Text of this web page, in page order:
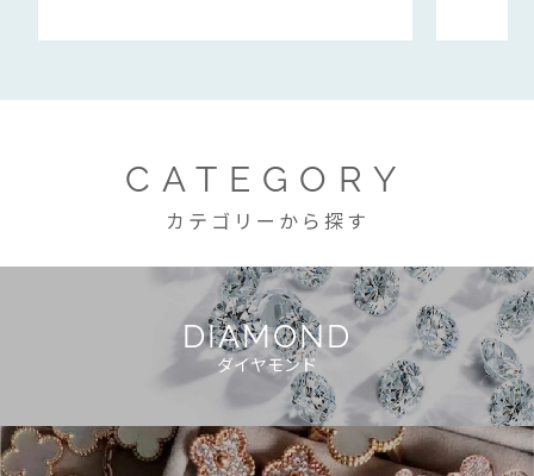
CATEGORY
カテゴリーから探す
DIAMOND
ダイヤモンド